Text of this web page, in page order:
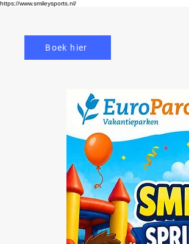
https://www.smileysports.nl/
Boek hier